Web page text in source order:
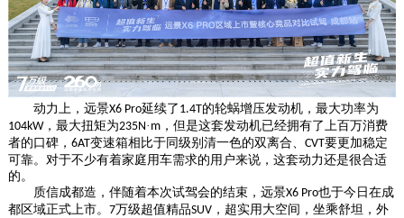
动力上，远景X6 Pro延续了 1.4T的轮蜗增压发动机，最大功率为
104kW，最大扭矩为235N· m，但是这套发动机已经拥有了上百万消费
者的口碑， 6AT变速箱相比于同级别清一色的双离合、 CVT要更加稳定
可靠。对于不少有着家庭用车需求的用户来说，这套动力还是很合适
的。
质信成都造，伴随着本次试驾会的结束，远景X6 Pro也于今日在成
都区域正式上市。 7万级超值精品SUV，超实用大空间，坐乘舒坦，外